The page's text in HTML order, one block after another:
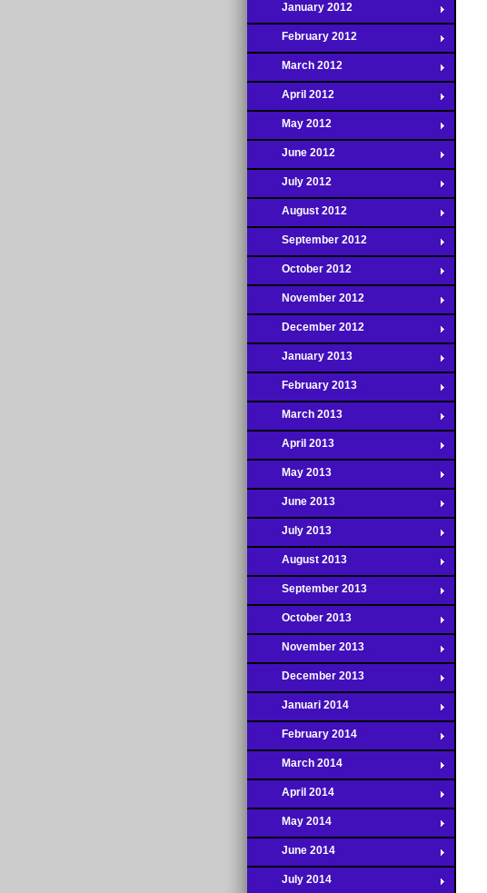
January 2012
February 2012
March 2012
April 2012
May 2012
June 2012
July 2012
August 2012
September 2012
October 2012
November 2012
December 2012
January 2013
February 2013
March 2013
April 2013
May 2013
June 2013
July 2013
August 2013
September 2013
October 2013
November 2013
December 2013
Januari 2014
February 2014
March 2014
April 2014
May 2014
June 2014
July 2014